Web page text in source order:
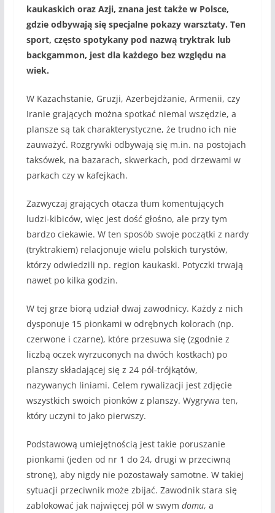
kaukaskich oraz Azji, znana jest także w Polsce,
gdzie odbywają się specjalne pokazy warsztaty. Ten
sport, często spotykany pod nazwą tryktrak lub
backgammon, jest dla każdego bez względu na
wiek.
W Kazachstanie, Gruzji, Azerbejdżanie, Armenii, czy
Iranie grających można spotkać niemal wszędzie, a
plansze są tak charakterystyczne, że trudno ich nie
zauważyć. Rozgrywki odbywają się m.in. na postojach
taksówek, na bazarach, skwerkach, pod drzewami w
parkach czy w kafejkach.
Zazwyczaj grających otacza tłum komentujących
ludzi-kibiców, więc jest dość głośno, ale przy tym
bardzo ciekawie. W ten sposób swoje początki z nardy
(tryktrakiem) relacjonuje wielu polskich turystów,
którzy odwiedzili np. region kaukaski. Potyczki trwają
nawet po kilka godzin.
W tej grze biorą udział dwaj zawodnicy. Każdy z nich
dysponuje 15 pionkami w odrębnych kolorach (np.
czerwone i czarne), które przesuwa się (zgodnie z
liczbą oczek wyrzuconych na dwóch kostkach) po
planszy składającej się z 24 pól-trójkątów,
nazywanych liniami. Celem rywalizacji jest zdjęcie
wszystkich swoich pionków z planszy. Wygrywa ten,
który uczyni to jako pierwszy.
Podstawową umiejętnością jest takie poruszanie
pionkami (jeden od nr 1 do 24, drugi w przeciwną
stronę), aby nigdy nie pozostawały samotne. W takiej
sytuacji przeciwnik może zbijać. Zawodnik stara się
zablokować jak najwięcej pól w swym domu, a